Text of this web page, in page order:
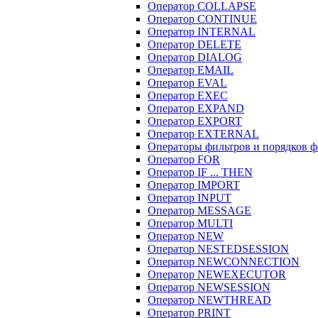
Оператор COLLAPSE
Оператор CONTINUE
Оператор INTERNAL
Оператор DELETE
Оператор DIALOG
Оператор EMAIL
Оператор EVAL
Оператор EXEC
Оператор EXPAND
Оператор EXPORT
Оператор EXTERNAL
Операторы фильтров и порядков
Оператор FOR
Оператор IF ... THEN
Оператор IMPORT
Оператор INPUT
Оператор MESSAGE
Оператор MULTI
Оператор NEW
Оператор NESTEDSESSION
Оператор NEWCONNECTION
Оператор NEWEXECUTOR
Оператор NEWSESSION
Оператор NEWTHREAD
Оператор PRINT